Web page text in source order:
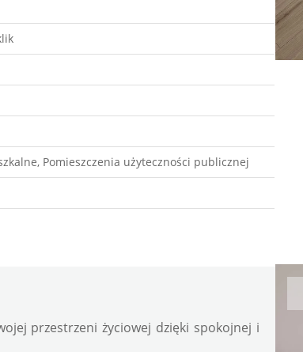
Pomieszczenia użyteczności publicznej
przestrzeni życiowej dzięki spokojnej i